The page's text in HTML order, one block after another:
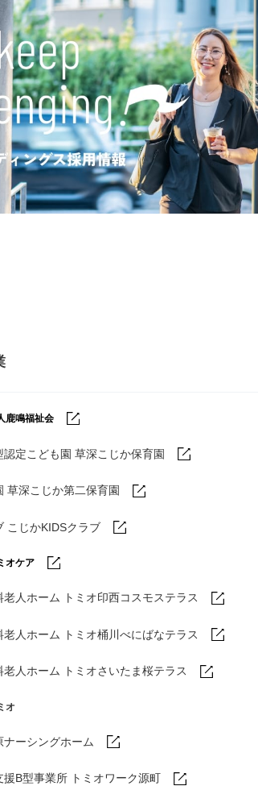
鹿鳴福祉会
認定こども園 草深こじか保育園
草深こじか第二保育園
こじかKIDSクラブ
オケア
老人ホーム トミオ印西コスモステラス
老人ホーム トミオ桶川べにばなテラス
老人ホーム トミオさいたま桜テラス
オ
ナーシングホーム
援B型事業所 トミオワーク源町